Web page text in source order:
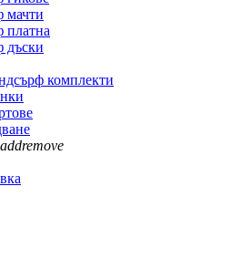
мачти
платна
дъски
комплекти
addremove